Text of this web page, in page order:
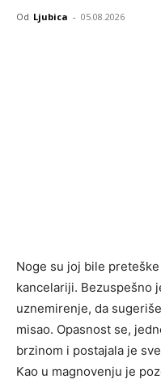
Od Ljubica - 05.08.2026
Noge su joj bile
kancelariji. Bezuspešno
uznemirenje, da
misao. Opasnost se,
brzinom i postajala je
Kao u magnovenju je